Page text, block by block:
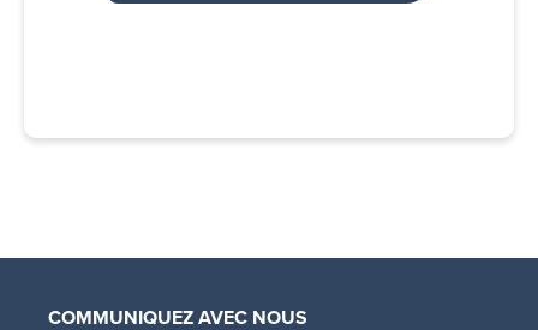
COMMUNIQUEZ AVEC NOUS